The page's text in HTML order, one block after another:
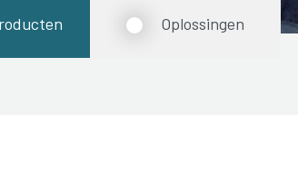
Oplossingen